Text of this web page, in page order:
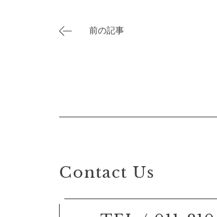
前の記事
Contact Us